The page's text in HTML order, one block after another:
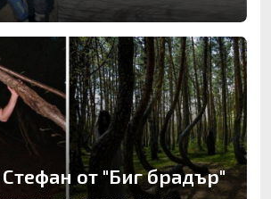
от "Биг брадър"